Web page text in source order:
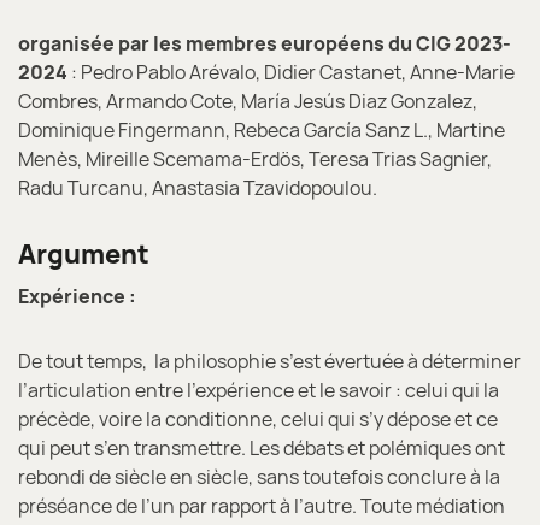
organisée par les membres européens du CIG 2023-
2024 : Pedro Pablo Arévalo, Didier Castanet, Anne-Marie
Combres, Armando Cote, María Jesús Diaz Gonzalez,
Dominique Fingermann, Rebeca García Sanz L., Martine
Menès, Mireille Scemama-Erdös, Teresa Trias Sagnier,
Radu Turcanu, Anastasia Tzavidopoulou.
Argument
Expérience :
De tout temps, la philosophie s’est évertuée à déterminer
l’articulation entre l’expérience et le savoir : celui qui la
précède, voire la conditionne, celui qui s’y dépose et ce
qui peut s’en transmettre. Les débats et polémiques ont
rebondi de siècle en siècle, sans toutefois conclure à la
préséance de l’un par rapport à l’autre. Toute médiation